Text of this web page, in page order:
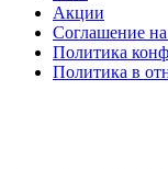
Акции
Соглашение
Политика
Политика в